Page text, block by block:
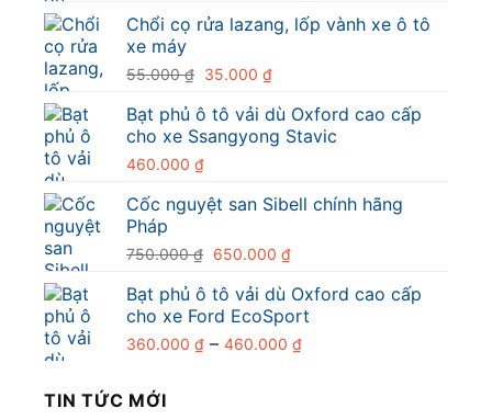
Chổi cọ rửa lazang, lốp vành xe ô tô
xe máy
55.000₫ Giá
là:
55.000 ₫.
35.000₫Giá
tại
là:
Bạt phủ ô tô vải dù Oxford cao cấp
cho xe Ssangyong Stavic
460.000 ₫
Cốc nguyệt san Sibell chính hãng
Pháp
750.000₫ Giá
là:
750.000 ₫.
650.000₫Giá
tại
là:
650.000 ₫.
Bạt phủ ô tô vải dù Oxford cao cấp
cho xe Ford EcoSport
360.000 ₫ – 460.000 ₫Khoảng
TIN TỨC MỚI